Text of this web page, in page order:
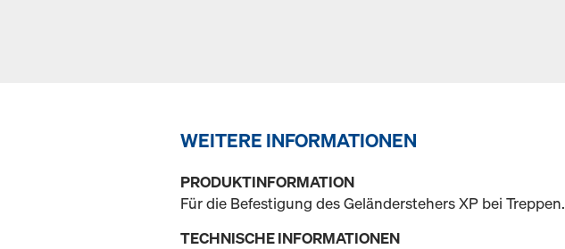
WEITERE INFORMATIONEN
PRODUKTINFORMATION
Für die Befestigung des Geländerstehers XP bei Treppen.
TECHNISCHE INFORMATIONEN